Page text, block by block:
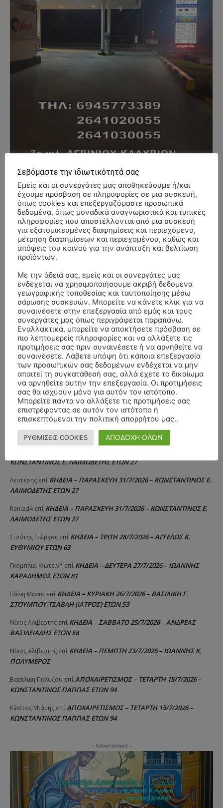
- Advertisment -
ΣΥΛΛΥΠΗΤΗΡΙΑ ΜΗΝΥΜΑΤΑ
ΠΑΝΑΓΙΩΤΗΣ IΩΑΚΕΙΜΙΔΗΣεπίΚΗΔΕΙΑ – ΔΕΥΤΕΡΑ 3/8/2026 –
ΣΠΥΡΙΔΟΥΛΑ Γ. ΣΕΪΤΑΝΙΔΟΥ ΕΤΩΝ 91
Αγγελική ΘωμουεπίΚΗΔΕΙΑ – ΔΕΥΤΕΡΑ 3/8/2026 – ΔΗΜΗΤΡΙΟΣ Σ.
ΤΣΙΛΙΚΗΣ ΕΤΩΝ 79
ΚΩΝΣΤΑΝΤΙΝΟΣ Ε. ΛΑΙΜΟΔΕΤΗΣ ΕΤΩΝ 27
Λευτέρης επί ΚΗΔΕΙΑ – ΠΑΡΑΣΚΕΥΗ 31/7/2026 – ΚΩΝΣΤΑΝΤΙΝΟΣ Ε.
ΛΑΙΜΟΔΕΤΗΣ ΕΤΩΝ 27
Raniad4 επί ΚΗΔΕΙΑ – ΠΑΡΑΣΚΕΥΗ 31/7/2026 – ΚΩΝΣΤΑΝΤΙΝΟΣ Ε.
ΛΑΙΜΟΔΕΤΗΣ ΕΤΩΝ 27
Σιούτης Γιώργος επί ΚΗΔΕΙΑ – ΤΡΙΤΗ 28/7/2026 – ΑΓΓΕΛΟΣ Κ.
ΕΥΘΥΜΙΟΥ ΕΤΩΝ 63
Γκομπλια Φωτεινή επί ΚΗΔΕΙΑ – ΔΕΥΤΕΡΑ 27/7/2026 – ΙΩΑΝΝΗΣ
ΚΑΡΑΔΗΜΟΣ ΕΤΩΝ 81
Ελένη Μανια επί ΚΗΔΕΙΑ – ΚΥΡΙΑΚΗ 26/7/2026 – ΒΑΣΙΛΙΚΗ Γ.
ΣΤΟΥΜΠΟΥ-ΤΣΑΒΛΗ (ΙΑΤΡΟΣ) ΕΤΩΝ 53
Νίκος Αλιβερτης επί ΚΗΔΕΙΑ – ΣΑΒΒΑΤΟ 25/7/2026 – ΑΝΔΡΕΑΣ
ΒΑΣΙΛΕΙΑΔΗΣ ΕΤΩΝ 58
Νίκος Αλιβερτης επί ΚΗΔΕΙΑ – ΠΕΜΠΤΗ 23/7/2026 – ΙΩΑΝΝΗΣ Κ.
ΠΟΛΥΜΕΡΟΣ
Βασιλικη Πολυζου επίΑΠΟΧΑΙΡΕΤΙΣΜΟΣ – ΤΕΤΑΡΤΗ 15/7/2026 –
ΚΩΝΣΤΑΝΤΙΝΟΣ ΠΑΠΠΑΣ ΕΤΩΝ 94
Κώστας Μιάμης επίΑΠΟΧΑΙΡΕΤΙΣΜΟΣ – ΤΕΤΑΡΤΗ 15/7/2026 –
ΚΩΝΣΤΑΝΤΙΝΟΣ ΠΑΠΠΑΣ ΕΤΩΝ 94
- Advertisment -
Σεβόμαστε την ιδιωτικότητά σας
Εμείς και οι συνεργάτες μας αποθηκεύουμε ή/και
έχουμε πρόσβαση σε πληροφορίες σε μια συσκευή,
όπως cookies και επεξεργαζόμαστε προσωπικά
δεδομένα, όπως μοναδικά αναγνωριστικά και τυπικές
πληροφορίες που αποστέλλονται από μια συσκευή
για εξατομικευμένες διαφημίσεις και περιεχόμενο,
μέτρηση διαφημίσεων και περιεχομένου, καθώς και
απόψεις του κοινού για την ανάπτυξη και βελτίωση
προϊόντων.
Με την άδειά σας, εμείς και οι συνεργάτες μας
ενδέχεται να χρησιμοποιήσουμε ακριβή δεδομένα
γεωγραφικής τοποθεσίας και ταυτοποίησης μέσω
σάρωσης συσκευών. Μπορείτε να κάνετε κλικ για να
συναινέσετε στην επεξεργασία από εμάς και τους
συνεργάτες μας όπως περιγράφεται παραπάνω.
Εναλλακτικά, μπορείτε να αποκτήσετε πρόσβαση σε
πιο λεπτομερείς πληροφορίες και να αλλάξετε τις
προτιμήσεις σας πριν συναινέσετε ή να αρνηθείτε να
συναινέσετε. Λάβετε υπόψη ότι κάποια επεξεργασία
των προσωπικών σας δεδομένων ενδέχεται να μην
απαιτεί τη συγκατάθεσή σας, αλλά έχετε το δικαίωμα
να αρνηθείτε αυτήν την επεξεργασία. Οι προτιμήσεις
σας θα ισχύουν μόνο για αυτόν τον ιστότοπο.
Μπορείτε πάντα να αλλάξετε τις προτιμήσεις σας
επιστρέφοντας σε αυτόν τον ιστότοπο ή
επισκεπτόμενοι την πολιτική απορρήτου μας..
ΡΥΘΜΙΣΕΙΣ COOKIES ΑΠΟΔΟΧΗ ΟΛΩΝ